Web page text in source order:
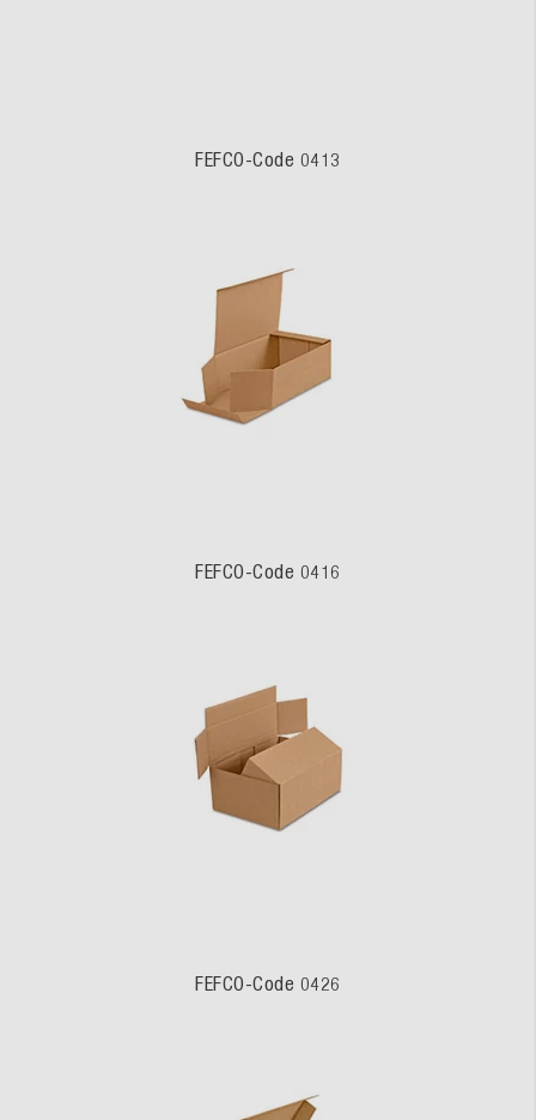
FEFCO-Code 0413
FEFCO-Code 0416
FEFCO-Code 0426